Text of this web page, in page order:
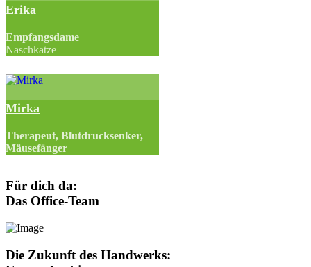
Erika
Empfangsdame
Naschkatze
Mirka
Therapeut, Blutdrucksenker,
Mäusefänger
Für dich da:
Das Office-Team
Die Zukunft des Handwerks: